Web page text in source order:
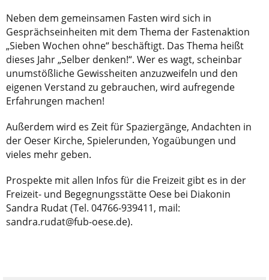
Neben dem gemeinsamen Fasten wird sich in
Gesprächseinheiten mit dem Thema der Fastenaktion
„Sieben Wochen ohne“ beschäftigt. Das Thema heißt
dieses Jahr „Selber denken!“. Wer es wagt, scheinbar
unumstößliche Gewissheiten anzuzweifeln und den
eigenen Verstand zu gebrauchen, wird aufregende
Erfahrungen machen!
Außerdem wird es Zeit für Spaziergänge, Andachten in
der Oeser Kirche, Spielerunden, Yogaübungen und
vieles mehr geben.
Prospekte mit allen Infos für die Freizeit gibt es in der
Freizeit- und Begegnungsstätte Oese bei Diakonin
Sandra Rudat (Tel. 04766-939411, mail:
sandra.rudat@fub-oese.de).